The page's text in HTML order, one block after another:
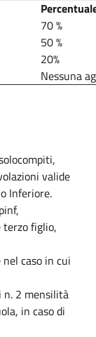
70 %
50 %
20%
Nessuna
valide
Inferiore.
terzo figlio,
caso in cui
n. 2 mensilità
in caso di